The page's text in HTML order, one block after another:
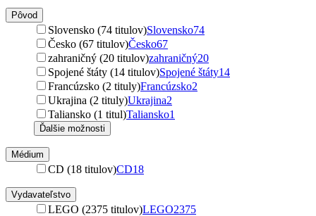
Pôvod
Slovensko (74 titulov)Slovensko74
Česko (67 titulov)Česko67
zahraničný (20 titulov)zahraničný20
Spojené štáty (14 titulov)Spojené štáty14
Francúzsko (2 tituly)Francúzsko2
Ukrajina (2 tituly)Ukrajina2
Taliansko (1 titul)Taliansko1
Ďalšie možnosti
Médium
CD (18 titulov)CD18
Vydavateľstvo
LEGO (2375 titulov)LEGO2375